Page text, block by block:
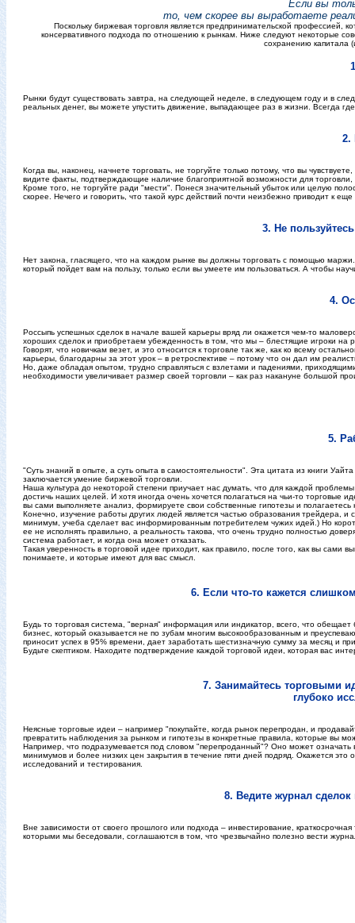
Если вы
то, чем скорее вы выработаете
Поскольку биржевая торговля является предпринимательской профессией,
консервативного подхода по отношению к рынкам. Ниже следуют некоторые
сохранению капитала
Рынки будут существовать завтра, на следующей неделе, в следующем году и в
реальных денег, вы можете упустить движение, выпадающее раз в жизни. Всегда
2.
Когда вы, наконец, начнете торговать, не торгуйте только потому, что вы
видите факты, подтверждающие наличие благоприятной возможности для
Кроме того, не торгуйте ради "мести". Понеся значительный убыток или целую
скорее. Нечего и говорить, что такой курс действий почти неизбежно приводит к
3. Не
Нет закона, гласящего, что на каждом рынке вы должны торговать с помощью
который пойдет вам на пользу, только если вы умеете им пользоваться. А чтобы
4.
Россыпь успешных сделок в начале вашей карьеры вряд ли окажется чем-то
хороших сделок и приобретаем убежденность в том, что мы – блестящие игроки на
Говорят, что новичкам везет, и это относится к торговле так же, как ко всему
карьеры, благодарны за этот урок – в ретроспективе – потому что он дал им
Но, даже обладая опытом, трудно справляться с взлетами и падениями,
необходимости увеличивает размер своей торговли – как раз накануне большой
5.
"Суть знаний в опыте, а суть опыта в самостоятельности". Эта цитата из книги
заключается умение биржевой торговли.
Наша культура до некоторой степени приучает нас думать, что для каждой
достичь наших целей. И хотя иногда очень хочется полагаться на чьи-то
вы сами выполняете анализ, формируете свои собственные гипотезы и
Конечно, изучение работы других людей является частью образования трейдера,
минимум, учеба сделает вас информированным потребителем чужих идей.) Но
ее не исполнять правильно, а реальность такова, что очень трудно полностью
система работает, и когда она может отказать.
Такая уверенность в торговой идее приходит, как правило, после того, как вы
понимаете, и которые имеют для вас смысл.
6. Если что-то кажется
Будь то торговая система, "верная" информация или индикатор, всего, что обещает
бизнес, который оказывается не по зубам многим высокообразованным и
приносит успех в 95% времени, дает заработать шестизначную сумму за месяц и
Будьте скептиком. Находите подтверждение каждой торговой идеи, которая вас
7. Занимайтесь торговыми
глубоко
Неясные торговые идеи – например "покупайте, когда рынок перепродан, и
превратить наблюдения за рынком и гипотезы в конкретные правила, которые вы
Например, что подразумевается под словом "перепроданный"? Оно может
минимумов и более низких цен закрытия в течение пяти дней подряд. Окажется
исследований и тестирования.
8. Ведите журнал сделок
Вне зависимости от своего прошлого или подхода – инвестирование,
которыми мы беседовали, соглашаются в том, что чрезвычайно полезно вести